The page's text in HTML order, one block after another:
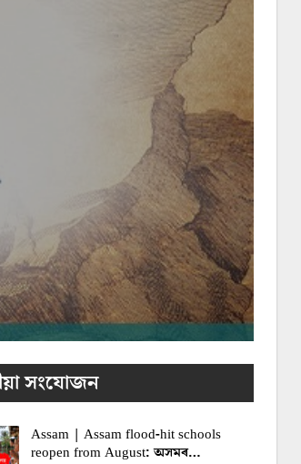
সংযোজন
Assam | Assam flood-hit schools
reopen from August: অসমৰ…